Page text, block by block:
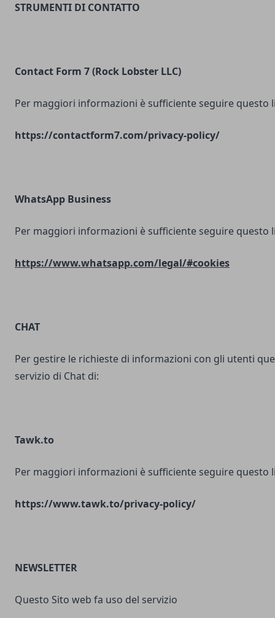
STRUMENTI DI CONTATTO
Contact Form 7 (Rock Lobster LLC)
Per maggiori informazioni è sufficiente seguire questo
https://contactform7.com/privacy-policy/
WhatsApp Business
Per maggiori informazioni è sufficiente seguire questo
https://www.whatsapp.com/legal/#cookies
CHAT
Per gestire le richieste di informazioni con gli utenti
servizio di Chat di:
Tawk.to
Per maggiori informazioni è sufficiente seguire questo
https://www.tawk.to/privacy-policy/
NEWSLETTER
Questo Sito web fa uso del servizio